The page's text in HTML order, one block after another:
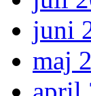
juni
maj